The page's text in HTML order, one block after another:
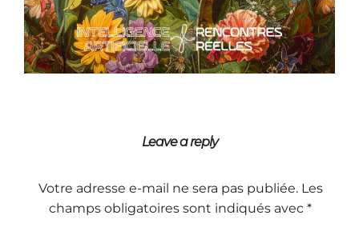
Leave a reply
Votre adresse e-mail ne sera pas publiée. Les
champs obligatoires sont indiqués avec*